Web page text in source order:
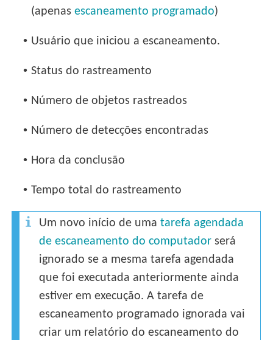
(apenasescaneamento programado)
• Usuário que iniciou a escaneamento.
• Status do rastreamento
• Número de objetos rastreados
• Número de detecções encontradas
• Hora da conclusão
• Tempo total do rastreamento
Um novo início de umatarefa agendada
de escaneamento do computador será
ignorado se a mesma tarefa agendada
que foi executada anteriormente ainda
estiver em execução. A tarefa de
escaneamento programado ignorada vai
criar um relatório do escaneamento do